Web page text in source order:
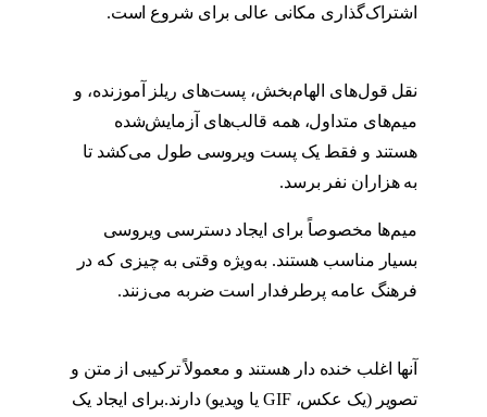
اشتراک‌گذاری مکانی عالی برای شروع است.
نقل قول‌های الهام‌بخش، پست‌های ریلز آموزنده، و
میم‌های متداول، همه قالب‌های آزمایش‌شده
هستند و فقط یک پست ویروسی طول می‌کشد تا
به هزاران نفر برسد.
میم‌ها مخصوصاً برای ایجاد دسترسی ویروسی
بسیار مناسب هستند. به‌ویژه وقتی به چیزی که در
فرهنگ عامه پرطرفدار است ضربه می‌زنند.
آنها اغلب خنده دار هستند و معمولاً ترکیبی از متن و
تصویر (یک عکس، GIF یا ویدیو) دارند.برای ایجاد یک